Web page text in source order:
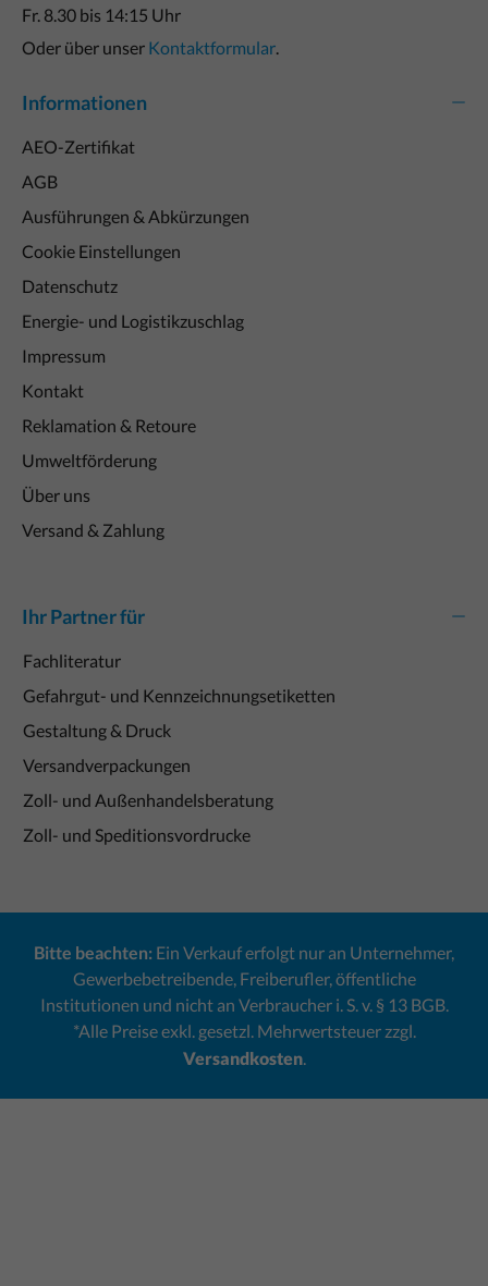
Fr. 8.30 bis 14:15 Uhr
Oder über unser Kontaktformular
Informationen
AEO-Zertifikat
AGB
Ausführungen & Abkürzungen
Cookie Einstellungen
Datenschutz
Energie- und Logistikzuschlag
Impressum
Kontakt
Reklamation & Retoure
Umweltförderung
Über uns
Versand & Zahlung
Ihr Partner für
Fachliteratur
Gefahrgut- und Kennzeichnungsetiketten
Gestaltung & Druck
Versandverpackungen
Zoll- und Außenhandelsberatung
Zoll- und Speditionsvordrucke
Bitte beachten: Ein Verkauf erfolgt nur an Unternehmer,
Gewerbebetreibende, Freiberufler, öffentliche
Institutionen und nicht an Verbraucher i. S. v. § 13 BGB.
*Alle Preise exkl. gesetzl. Mehrwertsteuer zzgl.
Versandkosten.